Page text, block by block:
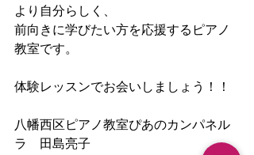
より自分らしく、
前向きに学びたい方を応援するピアノ
教室です。
体験レッスンでお会いしましょう！！
八幡西区ピアノ教室ぴあのカンパネル
ラ　田島亮子